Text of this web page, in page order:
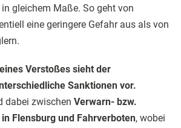
gleichem Maße. So geht von
eine geringere Gefahr aus als von
Verstoßes sieht der
Sanktionen vor.
dabei zwischen Verwarn- bzw.
Flensburg und Fahrverboten, wobei